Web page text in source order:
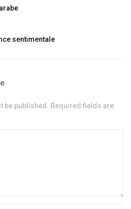
sentimentale
be published. Required fields are